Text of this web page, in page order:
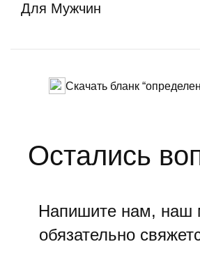
Для Мужчин
Скачать бланк
Остались
Напишите нам, наш
обязательно